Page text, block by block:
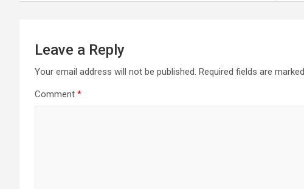
Leave a Reply
Your email address will not be published. Required fields are marked
Comment *